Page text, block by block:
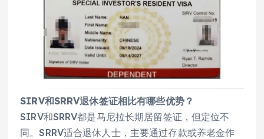
SIRV和SRRV退休签证相比有哪些优势？
SIRV和SRRV都是马尼拉长期居留签证，但定位不
同。SRRV适合退休人士，主要通过存款或养老金作